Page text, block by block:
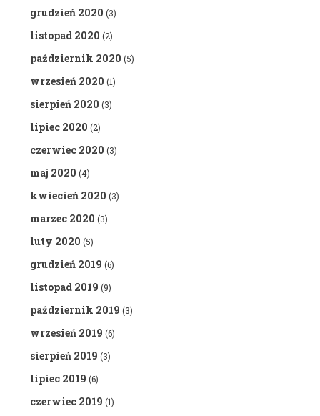
grudzień 2020 (3)
listopad 2020 (2)
październik 2020 (5)
wrzesień 2020 (1)
sierpień 2020 (3)
lipiec 2020 (2)
czerwiec 2020 (3)
maj 2020 (4)
kwiecień 2020 (3)
marzec 2020 (3)
luty 2020 (5)
grudzień 2019 (6)
listopad 2019 (9)
październik 2019 (3)
wrzesień 2019 (6)
sierpień 2019 (3)
lipiec 2019 (6)
czerwiec 2019 (1)